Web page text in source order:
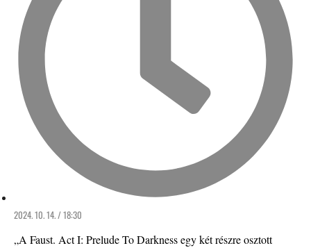
2024. 10. 14. / 18:30
„A Faust. Act I: Prelude To Darkness egy két részre osztott